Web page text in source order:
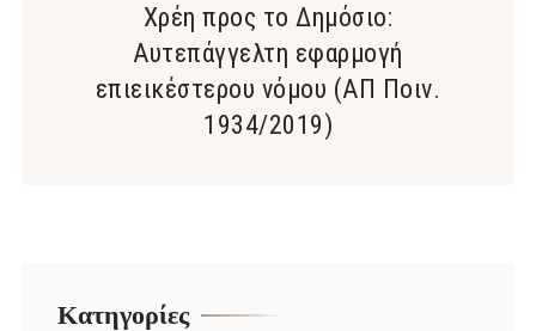
Xρέη προς το Δημόσιο:
Αυτεπάγγελτη εφαρμογή
επιεικέστερου νόμου (ΑΠ Ποιν.
1934/2019)
Kατηγορίες